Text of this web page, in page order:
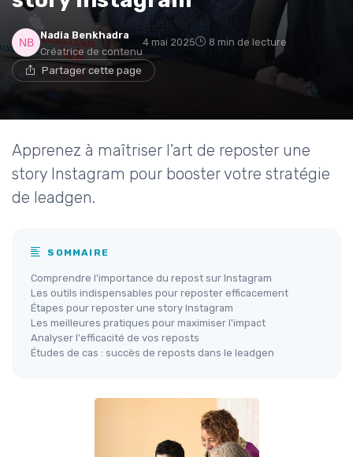
Nadia Benkhadra
Créatrice de contenu
4 mai 2025 8 min de lecture
Partager cette page
Apprenez à maîtriser l'art de reposter une
story Instagram pour booster votre stratégie
de leadgen.
SOMMAIRE
Comprendre l'importance du repost sur Instagram
Les outils indispensables pour reposter efficacement
Étapes pour reposter une story Instagram
Les meilleures pratiques pour maximiser l'impact
Analyser l'efficacité de vos reposts
Études de cas : succès de reposts dans le leadgen